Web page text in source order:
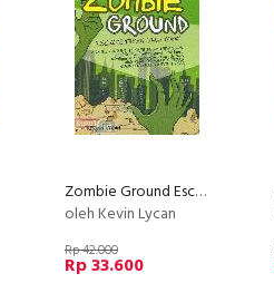
Zombie Ground Escape From New York
oleh Kevin Lycan
Rp 42.000
Rp 33.600